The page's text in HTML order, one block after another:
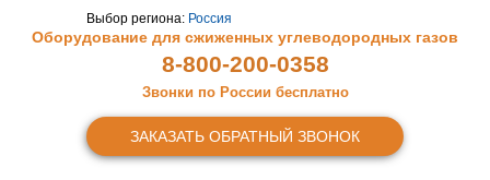
Выбор региона: Россия
Оборудование для сжиженных углеводородных газов
8-800-200-0358
Звонки по России бесплатно
ЗАКАЗАТЬ ОБРАТНЫЙ ЗВОНОК